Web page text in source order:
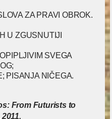
ZA PRAVI OBROK.
U ZGUSNUTIJI
SVEGA
PISANJA NIČEGA.
From Futurists to